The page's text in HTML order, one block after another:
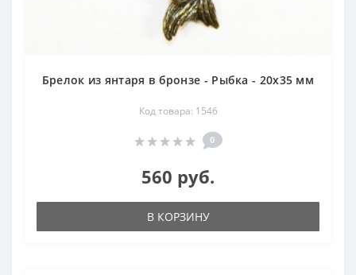
Брелок из янтаря в бронзе - Рыбка - 20х35 мм
Код товара: 1546
0
560 руб.
В КОРЗИНУ